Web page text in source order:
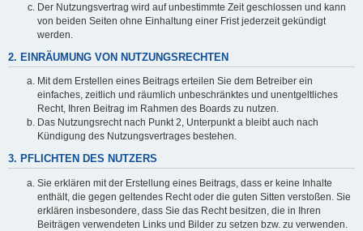
Der Nutzungsvertrag wird auf unbestimmte Zeit geschlossen und kann
von beiden Seiten ohne Einhaltung einer Frist jederzeit gekündigt
werden.
2. EINRÄUMUNG VON NUTZUNGSRECHTEN
Mit dem Erstellen eines Beitrags erteilen Sie dem Betreiber ein
einfaches, zeitlich und räumlich unbeschränktes und unentgeltliches
Recht, Ihren Beitrag im Rahmen des Boards zu nutzen.
Das Nutzungsrecht nach Punkt 2, Unterpunkt a bleibt auch nach
Kündigung des Nutzungsvertrages bestehen.
3. PFLICHTEN DES NUTZERS
Sie erklären mit der Erstellung eines Beitrags, dass er keine Inhalte
enthält, die gegen geltendes Recht oder die guten Sitten verstoßen. Sie
erklären insbesondere, dass Sie das Recht besitzen, die in Ihren
Beiträgen verwendeten Links und Bilder zu setzen bzw. zu verwenden.